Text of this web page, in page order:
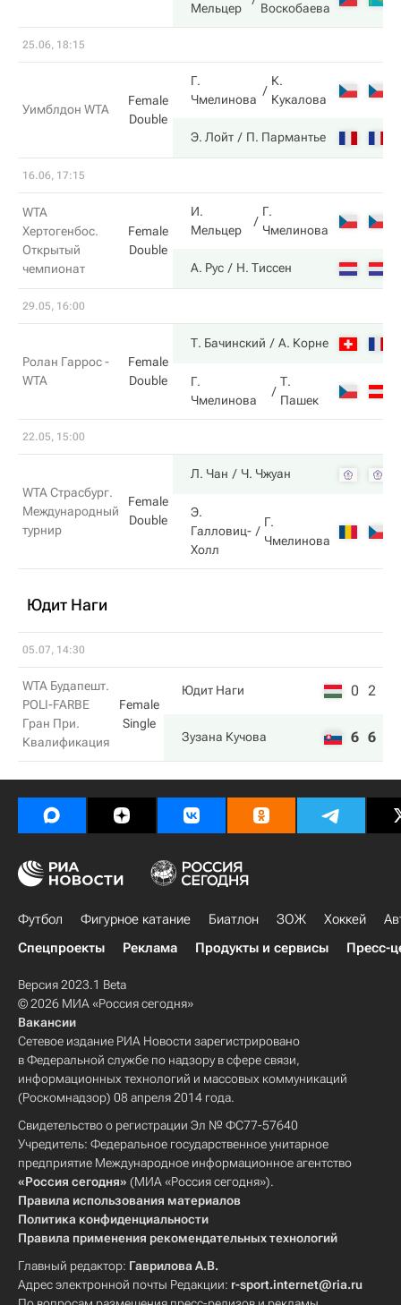
Мельцер
Воскобаева
25.06, 18:15
Уимблдон WTA
Female
Double
Г.
Чмелинова
К.
Кукалова
Э. Лойт П. Пармантье
16.06, 17:15
WTA
Хертогенбос.
Открытый
чемпионат
Female
Double
И.
Мельцер
Г.
Чмелинова
А. Рус Н. Тиссен
29.05, 16:00
Ролан Гаррос -
WTA
Female
Double
Т. Бачинский А. Корне
Г.
Чмелинова
Т.
Пашек
22.05, 15:00
WTA Страсбург.
Международный
турнир
Female
Double
Л. Чан Ч. Чжуан
Э.
Галловиц-
Холл
Г.
Чмелинова
Юдит Наги
05.07, 14:30
WTA Будапешт.
POLI-FARBE
Гран При.
Квалификация
Female
Single
Юдит Наги 0 2
Зузана Кучова 6 6
Футбол Фигурное катание Биатлон ЗОЖ Хоккей
Спецпроекты
Реклама Продукты и сервисы Пресс-
Версия 2023.1 Beta
© 2026 МИА «Россия сегодня»
Вакансии
Сетевое издание РИА Новости зарегистрировано
в Федеральной службе по надзору в сфере связи,
информационных технологий и массовых коммуникаций
(Роскомнадзор) 08 апреля 2014 года.
Свидетельство о регистрации Эл № ФС77-57640
Учредитель: Федеральное государственное унитарное
предприятие Международное информационное агентство
«Россия сегодня» (МИА «Россия сегодня»).
Правила использования материалов
Политика конфиденциальности
Правила применения рекомендательных технологий
Главный редактор: Гаврилова А.В.
Адрес электронной почты Редакции: r-sport.internet@ria.ru